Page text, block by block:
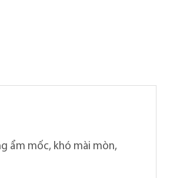
ẩm mốc, khó mài mòn,